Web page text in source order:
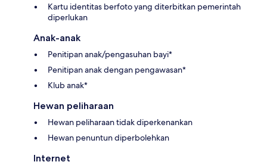
Kartu identitas berfoto yang diterbitkan pemerintah
diperlukan
Anak-anak
Penitipan anak/pengasuhan bayi*
Penitipan anak dengan pengawasan*
Klub anak*
Hewan peliharaan
Hewan peliharaan tidak diperkenankan
Hewan penuntun diperbolehkan
Internet